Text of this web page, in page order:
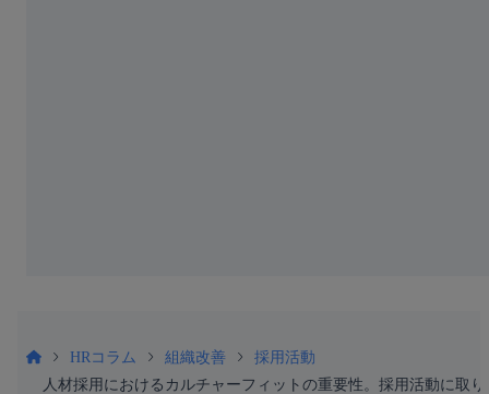
HRコラム 組織改善
採用活動
人材採用におけるカルチャーフィットの重要性。採用活動に取り